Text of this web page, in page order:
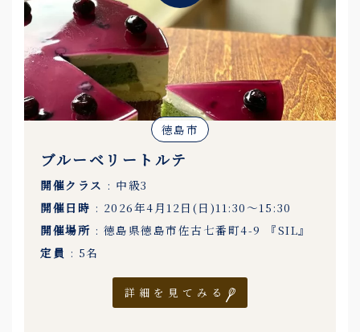
徳島市
ブルーベリートルテ
開催クラス : 中級3
開催日時 : 2026年4月12日(日)11:30〜15:30
開催場所 : 徳島県徳島市佐古七番町4-9 『SIL』
定員 : 5名
詳細を見てみる